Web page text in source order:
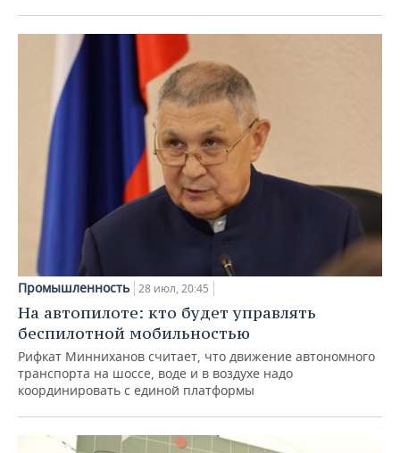
Промышленность 28 июл, 20:45
На автопилоте: кто будет управлять
беспилотной мобильностью
Рифкат Минниханов считает, что движение автономного
транспорта на шоссе, воде и в воздухе надо
координировать с единой платформы